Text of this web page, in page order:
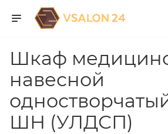
Шкаф
навесной
ШН (УЛДСП)